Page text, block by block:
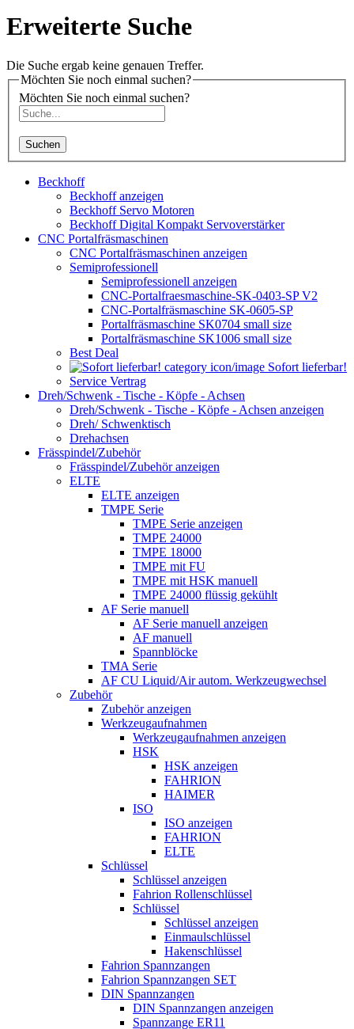
Erweiterte Suche
Die Suche ergab keine genauen Treffer.
Möchten Sie noch einmal suchen?
Möchten Sie noch einmal suchen?
Suchen
Beckhoff
Beckhoff anzeigen
Beckhoff Servo Motoren
Beckhoff Digital Kompakt Servoverstärker
CNC Portalfräsmaschinen
CNC Portalfräsmaschinen anzeigen
Semiprofessionell
Semiprofessionell anzeigen
CNC-Portalfraesmaschine-SK-0403-SP V2
CNC-Portalfräsmaschine SK-0605-SP
Portalfräsmaschine SK0704 small size
Portalfräsmaschine SK1006 small size
Best Deal
Sofort lieferbar!
Service Vertrag
Dreh/Schwenk - Tische - Köpfe - Achsen
Dreh/Schwenk - Tische - Köpfe - Achsen anzeigen
Dreh/ Schwenktisch
Drehachsen
Frässpindel/Zubehör
Frässpindel/Zubehör anzeigen
ELTE
ELTE anzeigen
TMPE Serie
TMPE Serie anzeigen
TMPE 24000
TMPE 18000
TMPE mit FU
TMPE mit HSK manuell
TMPE 24000 flüssig gekühlt
AF Serie manuell
AF Serie manuell anzeigen
AF manuell
Spannblöcke
TMA Serie
AF CU Liquid/Air autom. Werkzeugwechsel
Zubehör
Zubehör anzeigen
Werkzeugaufnahmen
Werkzeugaufnahmen anzeigen
HSK
HSK anzeigen
FAHRION
HAIMER
ISO
ISO anzeigen
FAHRION
ELTE
Schlüssel
Schlüssel anzeigen
Fahrion Rollenschlüssel
Schlüssel
Schlüssel anzeigen
Einmaulschlüssel
Hakenschlüssel
Fahrion Spannzangen
Fahrion Spannzangen SET
DIN Spannzangen
DIN Spannzangen anzeigen
Spannzange ER11